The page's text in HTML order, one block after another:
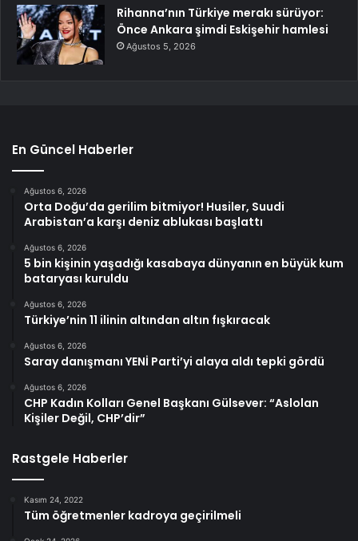
Rihanna’nın Türkiye merakı sürüyor:
Önce Ankara şimdi Eskişehir hamlesi
Ağustos 5, 2026
En Güncel Haberler
Ağustos 6, 2026
Orta Doğu’da gerilim bitmiyor! Husiler, Suudi
Arabistan’a karşı deniz ablukası başlattı
Ağustos 6, 2026
5 bin kişinin yaşadığı kasabaya dünyanın en büyük kum
bataryası kuruldu
Ağustos 6, 2026
Türkiye’nin 11 ilinin altından altın fışkıracak
Ağustos 6, 2026
Saray danışmanı YENİ Parti’yi alaya aldı tepki gördü
Ağustos 6, 2026
CHP Kadın Kolları Genel Başkanı Gülsever: “Aslolan
Kişiler Değil, CHP’dir”
Rastgele Haberler
Kasım 24, 2022
Tüm öğretmenler kadroya geçirilmeli